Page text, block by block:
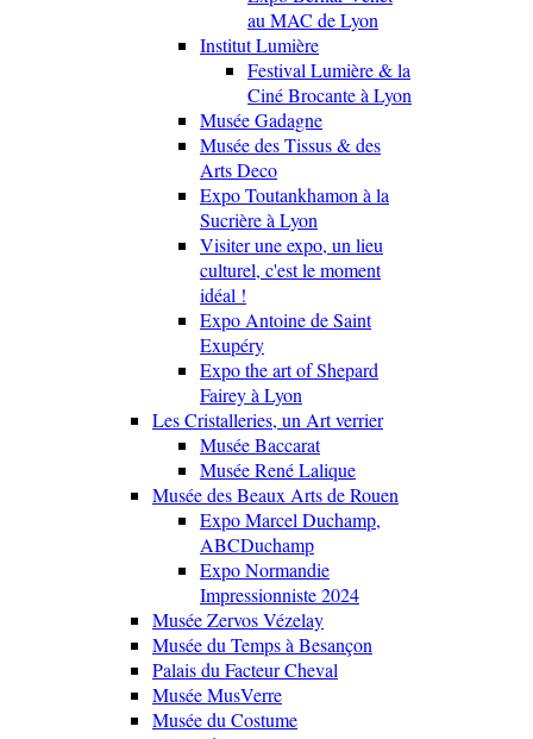
au MAC de Lyon
Institut Lumière
Festival Lumière & la
Ciné Brocante à Lyon
Musée Gadagne
Musée des Tissus & des
Arts Deco
Expo Toutankhamon à la
Sucrière à Lyon
Visiter une expo, un lieu
culturel, c'est le moment
idéal !
Expo Antoine de Saint
Exupéry
Expo the art of Shepard
Fairey à Lyon
Les Cristalleries, un Art verrier
Musée Baccarat
Musée René Lalique
Musée des Beaux Arts de Rouen
Expo Marcel Duchamp,
ABCDuchamp
Expo Normandie
Impressionniste 2024
Musée Zervos Vézelay
Musée du Temps à Besançon
Palais du Facteur Cheval
Musée MusVerre
Musée du Costume